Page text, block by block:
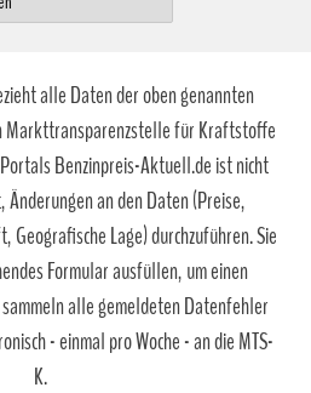
alle Daten der oben genannten
Markttransparenzstelle für Kraftstoffe
Benzinpreis-Aktuell.de ist nicht
an den Daten (Preise,
Lage) durchzuführen. Sie
Formular ausfüllen, um einen
alle gemeldeten Datenfehler
- einmal pro Woche - an die MTS-
K.